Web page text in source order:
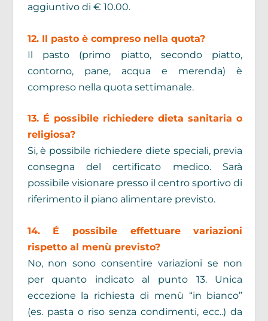
aggiuntivo di € 10.00.
12. Il pasto è compreso nella quota?
Il pasto (primo piatto, secondo piatto,
contorno, pane, acqua e merenda) è
compreso nella quota settimanale.
13. É possibile richiedere dieta sanitaria o
religiosa?
Si, è possibile richiedere diete speciali, previa
consegna del certificato medico. Sarà
possibile visionare presso il centro sportivo di
riferimento il piano alimentare previsto.
14. É possibile effettuare variazioni
rispetto al menù previsto?
No, non sono consentire variazioni se non
per quanto indicato al punto 13. Unica
eccezione la richiesta di menù “in bianco”
(es. pasta o riso senza condimenti, ecc..) da